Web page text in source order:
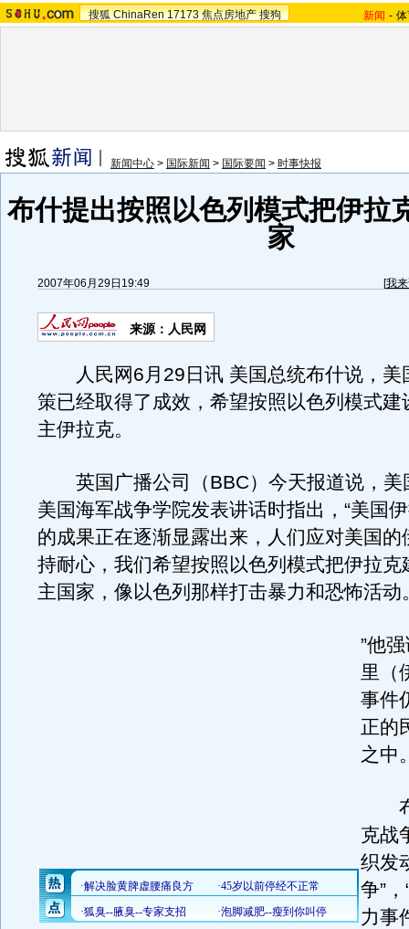
搜狐 ChinaRen 17173 焦点房地产 搜狗 新闻 -
新闻中心 > 国际新闻 > 国际要闻 > 时事快报
布什提出按照以色列模式把伊拉
家
2007年06月29日19:49 [我
来源：人民网
人民网6月29日讯 美国总统布什说，美
策已经取得了成效，希望按照以色列模式建
主伊拉克。
英国广播公司（BBC）今天报道说，美
美国海军战争学院发表讲话时指出，“美国
的成果正在逐渐显露出来，人们应对美国的
持耐心，我们希望按照以色列模式把伊拉克
主国家，像以色列那样打击暴力和恐怖活动
”他
里（
事件
正的
之中
布
克战
织发
争”
力事